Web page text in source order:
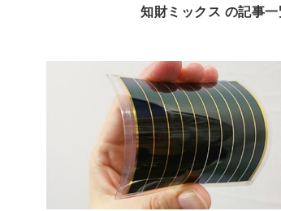
知財ミックス の記事一